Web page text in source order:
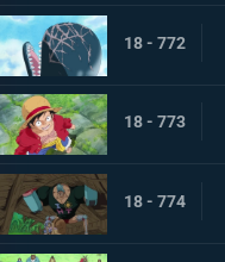
18 - 772
18 - 773
18 - 774